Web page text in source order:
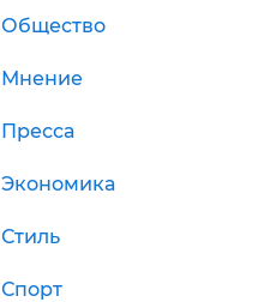
Общество
Мнение
Пресса
Экономика
Стиль
Спорт